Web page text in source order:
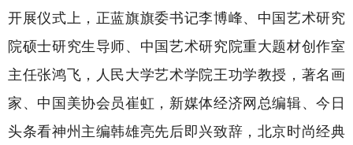
开展仪式上，正蓝旗旗委书记李博峰、中国艺术研究
院硕士研究生导师、中国艺术研究院重大题材创作室
主任张鸿飞，人民大学艺术学院王功学教授，著名画
家、中国美协会员崔虹，新媒体经济网总编辑、今日
头条看神州主编韩雄亮先后即兴致辞，北京时尚经典